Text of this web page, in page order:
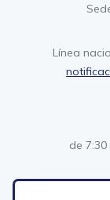
Línea
de